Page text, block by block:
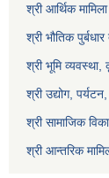
श्री आर्थिक
श्री भौतिक
श्री भूमि व्यवस्था,
श्री उद्योग,
श्री सामाजिक
श्री आन्तरिक